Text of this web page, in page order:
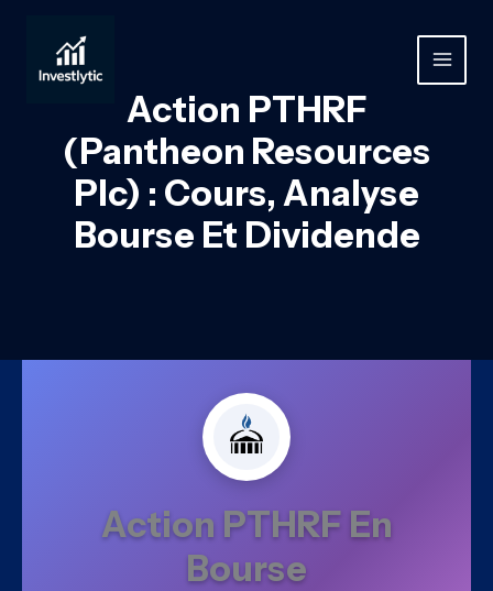
contenu
MAIN
Action PTHRF
(Pantheon Resources
Plc) : Cours, Analyse
Bourse Et Dividende
Action PTHRF En
Bourse